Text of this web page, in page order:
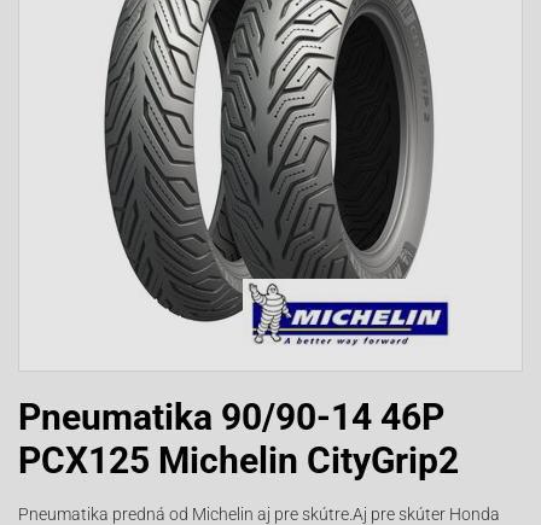
Pneumatika 90/90-14 46P
PCX125 Michelin CityGrip2
Pneumatika predná od Michelin aj pre skútre.Aj pre skúter Honda